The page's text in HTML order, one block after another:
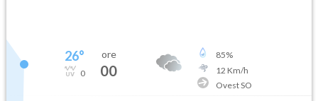
26°
0
ore
00
85%
12 Km/h
Ovest SO